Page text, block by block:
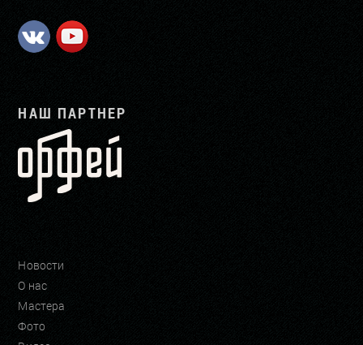
НАШ ПАРТНЕР
Новости
О нас
Мастера
Фото